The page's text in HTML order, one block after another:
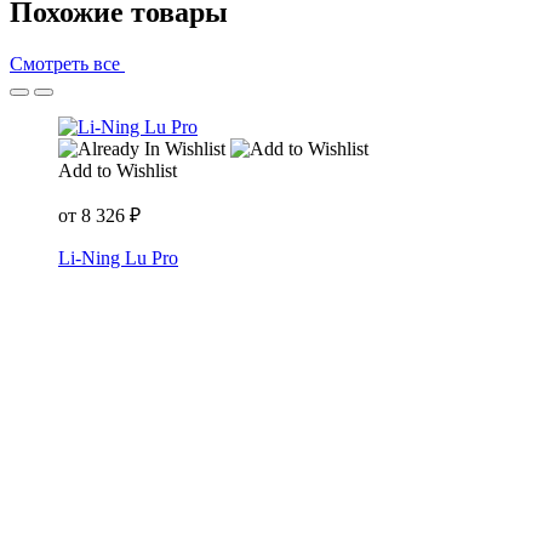
Похожие товары
Смотреть все
Add to Wishlist
от 8 326 ₽
Li-Ning Lu Pro